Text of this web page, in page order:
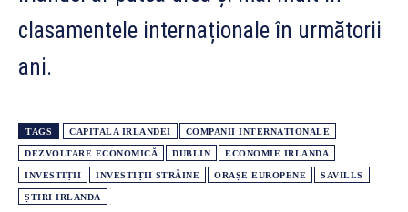
clasamentele internaționale în următorii
ani.
TAGS CAPITALA IRLANDEI COMPANII INTERNAȚIONALE
DEZVOLTARE ECONOMICĂ DUBLIN ECONOMIE IRLANDA
INVESTIȚII INVESTIȚII STRĂINE ORAȘE EUROPENE SAVILLS
ȘTIRI IRLANDA